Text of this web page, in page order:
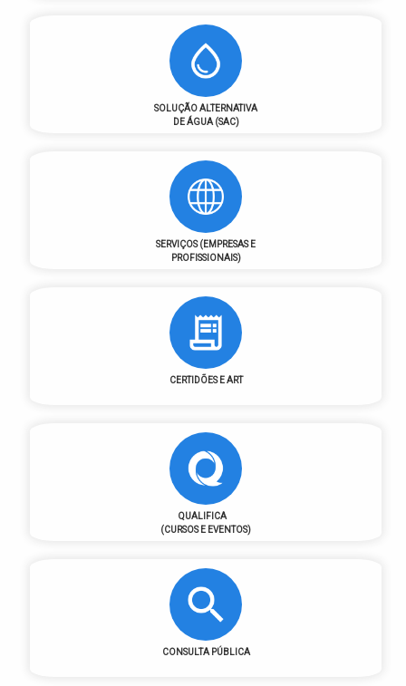
SOLUÇÃO ALTERNATIVA
DE ÁGUA (SAC)
SERVIÇOS (EMPRESAS E
PROFISSIONAIS)
CERTIDÕES E ART
QUALIFICA
(CURSOS E EVENTOS)
CONSULTA PÚBLICA